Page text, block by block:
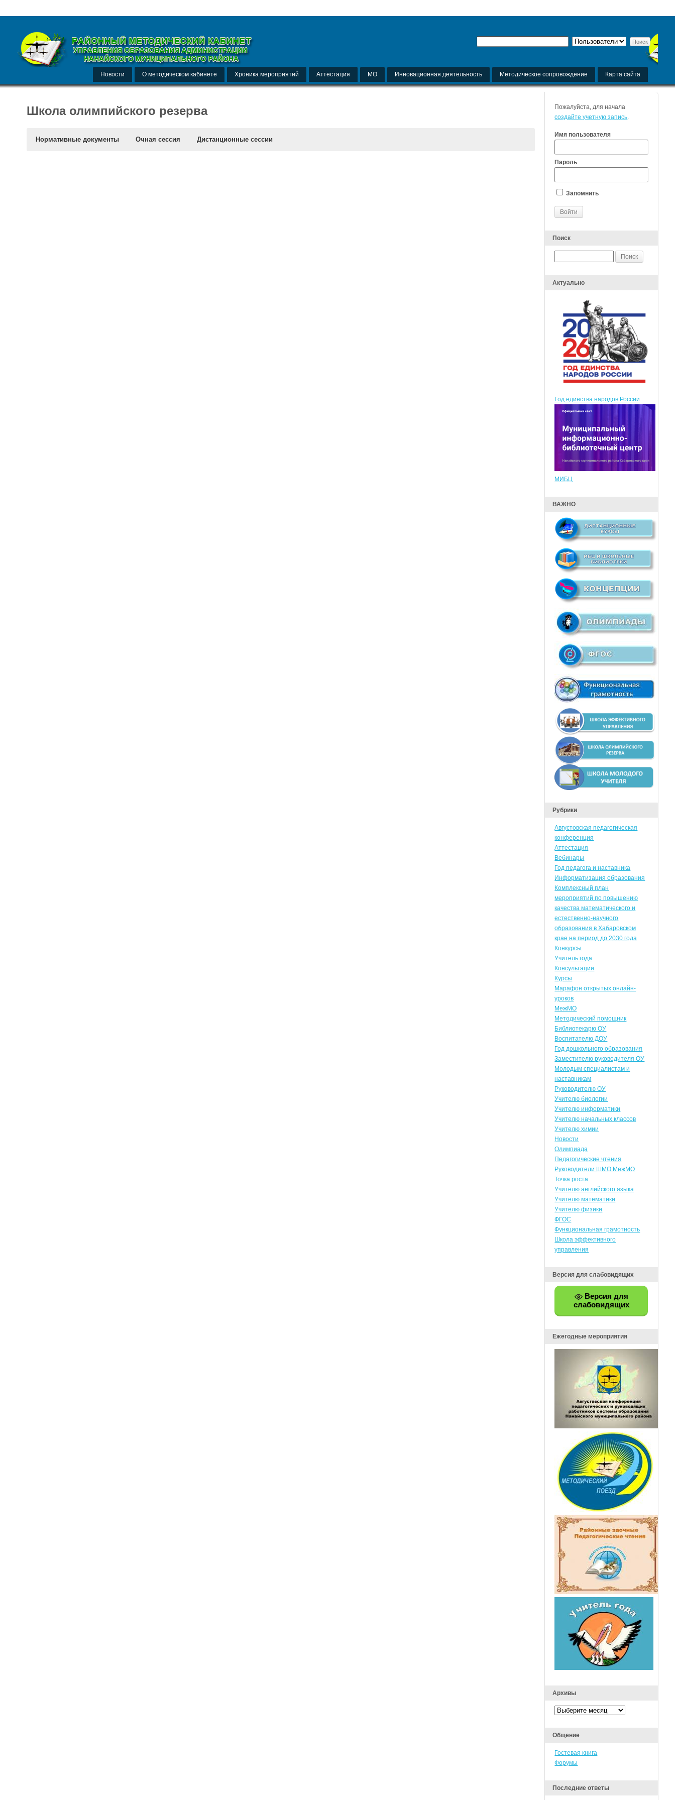
Новости О методическом кабинете Хроника мероприятий Аттестация МО Инновационная деятельность Методическое сопровождение Карта сайта
Школа олимпийского резерва
Нормативные документы Очная сессия Дистанционные сессии
Пожалуйста, для начала
создайте учетную запись.
Имя пользователя
Пароль
Запомнить
Поиск
Актуально
Год единства народов России
МИБЦ
ВАЖНО
Рубрики
Августовская педагогическая
конференция
Аттестация
Вебинары
Год педагога и наставника
Информатизация образования
Комплексный план
мероприятий по повышению
качества математического и
естественно-научного
образования в Хабаровском
крае на период до 2030 года
Конкурсы
Учитель года
Консультации
Курсы
Марафон открытых онлайн-
уроков
МежМО
Методический помощник
Библиотекарю ОУ
Воспитателю ДОУ
Год дошкольного образования
Заместителю руководителя ОУ
Молодым специалистам и
наставникам
Руководителю ОУ
Учителю биологии
Учителю информатики
Учителю начальных классов
Учителю химии
Новости
Олимпиада
Педагогические чтения
Руководители ШМО МежМО
Точка роста
Учителю английского языка
Учителю математики
Учителю физики
ФГОС
Функциональная грамотность
Школа эффективного
управления
Версия для слабовидящих
Версия для
слабовидящих
Ежегодные мероприятия
Архивы
Архивы
Общение
Гостевая книга
Форумы
Последние ответы